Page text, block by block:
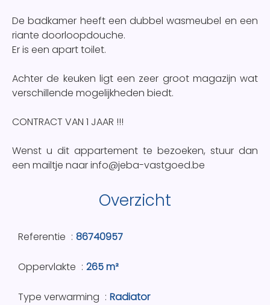
De badkamer heeft een dubbel wasmeubel en een
riante doorloopdouche.
Er is een apart toilet.
Achter de keuken ligt een zeer groot magazijn wat
verschillende mogelijkheden biedt.
CONTRACT VAN 1 JAAR !!!
Wenst u dit appartement te bezoeken, stuur dan
een mailtje naar info@jeba-vastgoed.be
Overzicht
Referentie 86740957
Oppervlakte 265 m²
Type verwarming Radiator